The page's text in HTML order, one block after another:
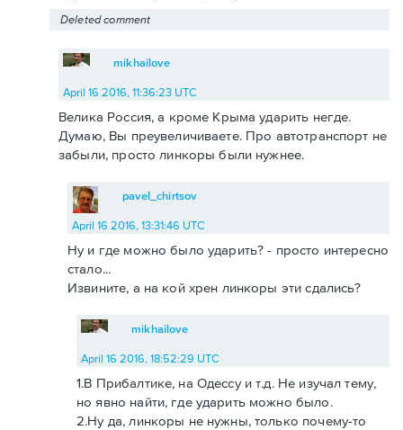
Deleted comment
mikhailove
April 16 2016, 11:36:23 UTC
Велика Россия, а кроме Крыма ударить негде.
Думаю, Вы преувеличиваете. Про автотранспорт не
забыли, просто линкоры были нужнее.
pavel_chirtsov
April 16 2016, 13:31:46 UTC
Ну и где можно было ударить? - просто интересно
стало...
Извините, а на кой хрен линкоры эти сдались?
mikhailove
April 16 2016, 18:52:29 UTC
1.В Прибалтике, на Одессу и т.д. Не изучал тему,
но явно найти, где ударить можно было.
2.Ну да, линкоры не нужны, только почему-то